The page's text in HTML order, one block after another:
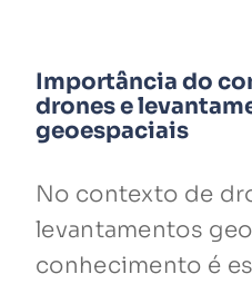
Importância do
drones e
geoespaciais
No contexto de
levantamentos
conhecimento é